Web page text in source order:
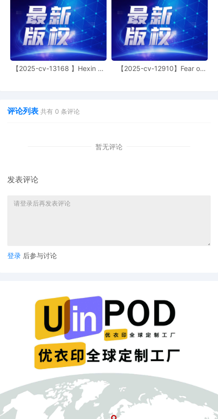
【2025-cv-13168 】Hexin 塑
【2025-cv-12910】Fear of
评论列表 共有 0 条评论
暂无评论
发表评论
登录 后参与讨论